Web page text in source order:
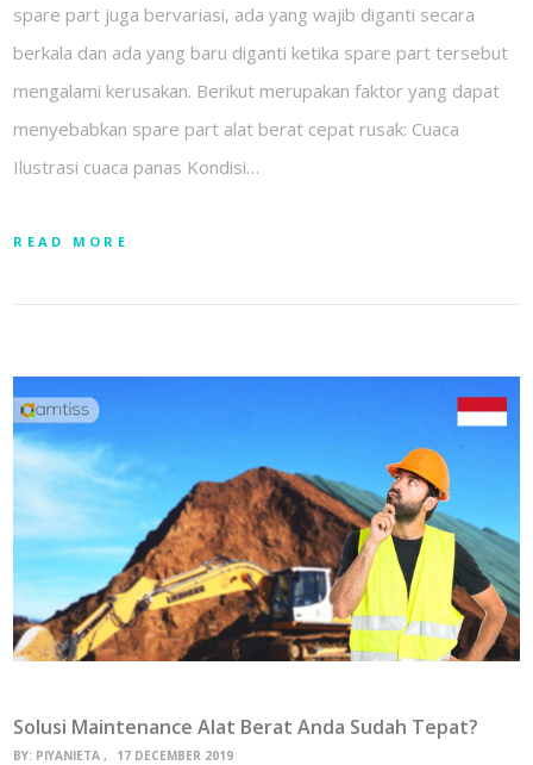
spare part juga bervariasi, ada yang wajib diganti secara
berkala dan ada yang baru diganti ketika spare part tersebut
mengalami kerusakan. Berikut merupakan faktor yang dapat
menyebabkan spare part alat berat cepat rusak: Cuaca
Ilustrasi cuaca panas Kondisi…
READ MORE
Solusi Maintenance Alat Berat Anda Sudah Tepat?
BY: PIYANIETA 17 DECEMBER 2019